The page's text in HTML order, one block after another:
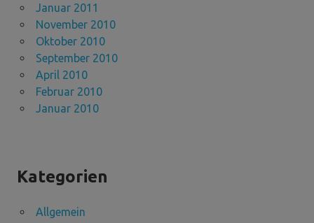
Januar 2011
November 2010
Oktober 2010
September 2010
April 2010
Februar 2010
Januar 2010
Kategorien
Allgemein